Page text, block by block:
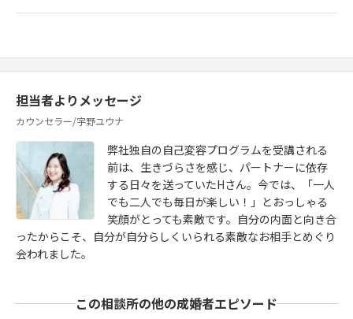
担当者よりメッセージ
カウンセラー/宇野ユウナ
弊社独自の自己変容プログラムを受講される
前は、生きづらさを感じ、パートナーに依存
する日々を送っていたHさん。今では、「一人
でも二人でも毎日が楽しい！」とおっしゃる
笑顔がとっても素敵です。自分の内面と向き合
ったからこそ、自分が自分らしくいられる素敵なお相手とめぐり
会われました。
この相談所の他の成婚者エピソード